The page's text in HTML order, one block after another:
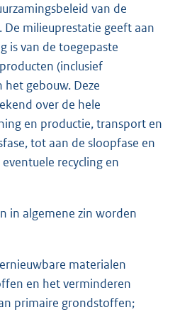
van de
De milieuprestatie geeft aan
is van de toegepaste
(inclusief
gebouw. Deze
over de hele
en productie, transport en
tot aan de sloopfase en
recycling en
in algemene zin worden
materialen
en het verminderen
primaire grondstoffen;